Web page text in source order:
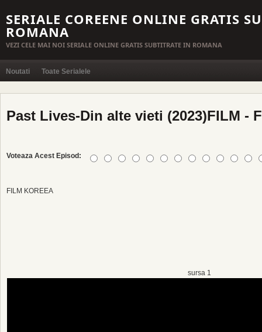
SERIALE COREENE ONLINE GRATIS
ROMANA
VEZI CELE MAI NOI SERIALE ONLINE GRATIS SUBTITRATE IN ROMANA
Noutati Toate Serialele
Past Lives-Din alte vieti (2023)FILM -
Voteaza Acest Episod:
FILM KOREEA
sursa 1